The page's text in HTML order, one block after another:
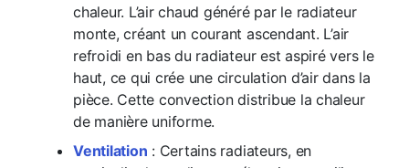
chaleur. L’air chaud généré par le radiateur
monte, créant un courant ascendant. L’air
refroidi en bas du radiateur est aspiré vers le
haut, ce qui crée une circulation d’air dans la
pièce. Cette convection distribue la chaleur
de manière uniforme.
Ventilation : Certains radiateurs, en